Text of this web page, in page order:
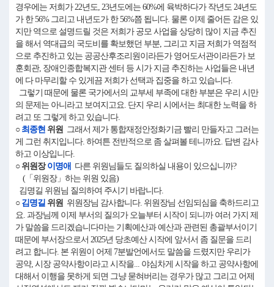
경우에는 저희가 22년도, 23년도에는 60%에 육박하다가 작년도 24년도
가 한 56% 그리고 내년도가 한 56%쯤 됩니다. 물론 이제 줄어든 감은 있
지만 역으로 설명드릴 것은 저희가 공모 사업을 상당히 많이 지금 추진
을 해서 역대급의 국도비를 확보했던 부분, 그리고 지금 저희가 역점적
으로 추진하고 있는 공공산후조리원이라든가 영어도서관이라든가 보
훈회관, 장애인종합복지관 센터 등 시가 지금 추진하는 사업들은 내년
에 다 마무리할 수 있게끔 저희가 선택과 집중을 하고 있습니다.
그렇기 때문에 물론 국가에서의 교부세 부족에 대한 부분은 우리 시만
의 문제는 아니라고 보여지고요. 단지 우리 시에서는 최대한 노력을 하
려고 또 그렇게 하고 있습니다.
○ 최종현 위원 그래서 제가 통합재정안정화기금 빨리 만들자고 그러는
게 그런 취지입니다. 하여튼 전반적으로 좀 살펴볼 테니까요. 답변 감사
하고 이상입니다.
○ 위원장이명애 다른 위원님들도 질의하실 내용이 있으십니까?
(「위원장」하는 위원 있음)
김명길 위원님 질의하여 주시기 바랍니다.
○ 김명길 위원 위원장님 감사합니다. 위원장님 선임되심을 축하드리고
요. 과장님께 이제 부서의 질의가 오늘부터 시작이 되니까 여러 가지 제
가 말씀을 드리겠습니다마는 기획예산과 예산과 관련된 총괄부서이기
때문에 부서장으로서 2025년 당초예산 시작에 앞서서 좀 질문을 드리
려고 합니다. 본 위원이 어제 7분발언에서도 말씀을 드렸지만 우리가
공약, 시장 공약사항이라고 시작을... 야심차게 시작을 하고 공약사항에
대해서 이행을 못하게 되면 그냥 묻혀버리는 경우가 많고 그리고 어제